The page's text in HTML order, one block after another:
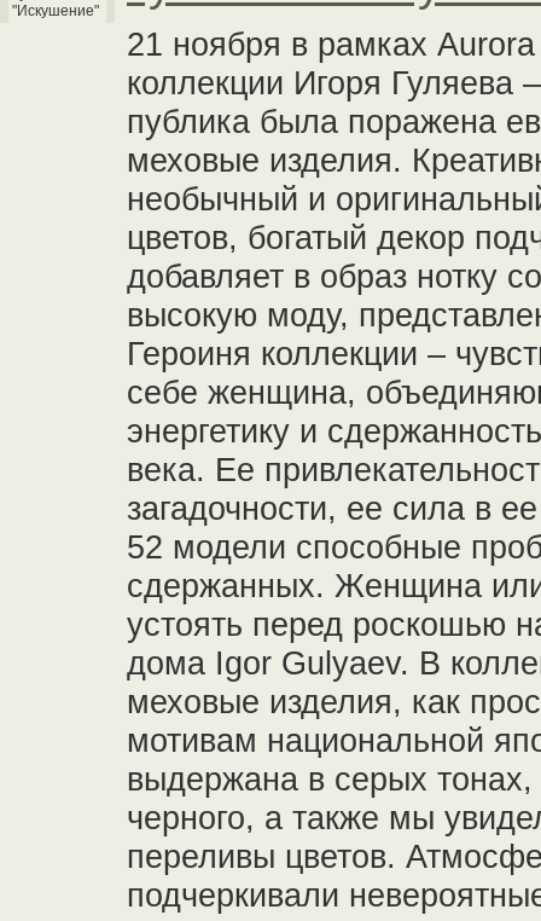
21 ноября в рамках
коллекции Игоря Гуляева
публика была поражена
меховые изделия.
необычный и
цветов, богатый декор
добавляет в образ нотку
высокую моду,
Героиня коллекции –
себе женщина,
энергетику и
века. Ее
загадочности, ее сила в
52 модели способные
сдержанных. Женщина
устоять перед роскошью
дома Igor Gulyaev. В
меховые изделия, как
мотивам национальной
выдержана в серых тонах,
черного, а также мы
переливы цветов.
подчеркивали